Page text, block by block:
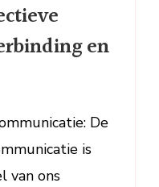
Begrip
en
De
is
van ons